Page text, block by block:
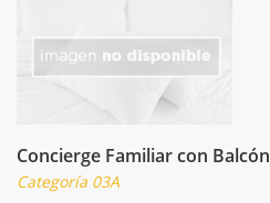
Concierge Familiar con Balcón
Categoría 03A